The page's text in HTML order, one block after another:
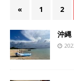
« 1 2
沖縄